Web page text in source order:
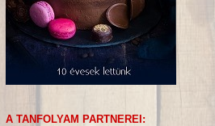
A TANFOLYAM PARTNEREI: